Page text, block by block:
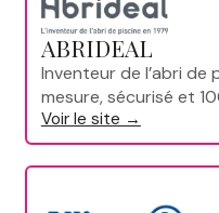
ABRIDEAL
Inventeur de l’abri de
mesure, sécurisé et
Voir le site →